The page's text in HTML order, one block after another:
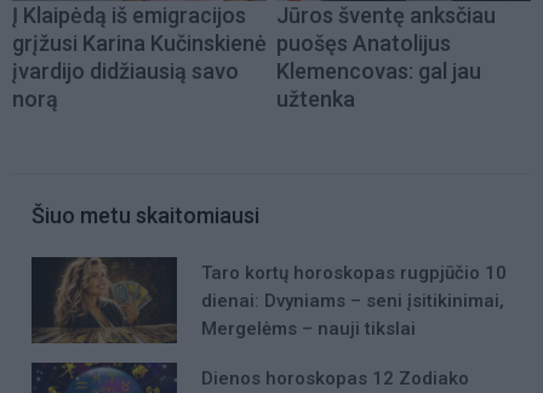
Į Klaipėdą iš emigracijos
grįžusi Karina Kučinskienė
įvardijo didžiausią savo
norą
Jūros šventę anksčiau
puošęs Anatolijus
Klemencovas: gal jau
užtenka
Šiuo metu skaitomiausi
Taro kortų horoskopas rugpjūčio 10
dienai: Dvyniams – seni įsitikinimai,
Mergelėms – nauji tikslai
Dienos horoskopas 12 Zodiako